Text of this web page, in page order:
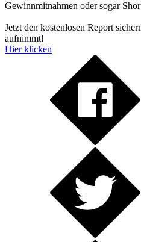
Gewinnmitnahmen oder sogar
Jetzt den kostenlosen Report
aufnimmt!
Hier klicken